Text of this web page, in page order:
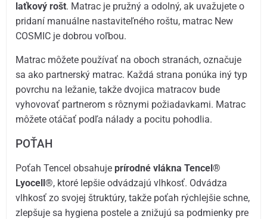
laťkový rošt. Matrac je pružný a odolný, ak uvažujete o
pridaní manuálne nastaviteľného roštu, matrac New
COSMIC je dobrou voľbou.
Matrac môžete používať na oboch stranách, označuje
sa ako partnerský matrac. Každá strana ponúka iný typ
povrchu na ležanie, takže dvojica matracov bude
vyhovovať partnerom s rôznymi požiadavkami. Matrac
môžete otáčať podľa nálady a pocitu pohodlia.
POŤAH
Poťah Tencel obsahujeprírodné vlákna Tencel®
Lyocell®, ktoré lepšie odvádzajú vlhkosť. Odvádza
vlhkosť zo svojej štruktúry, takže poťah rýchlejšie schne,
zlepšuje sa hygiena postele a znižujú sa podmienky pre